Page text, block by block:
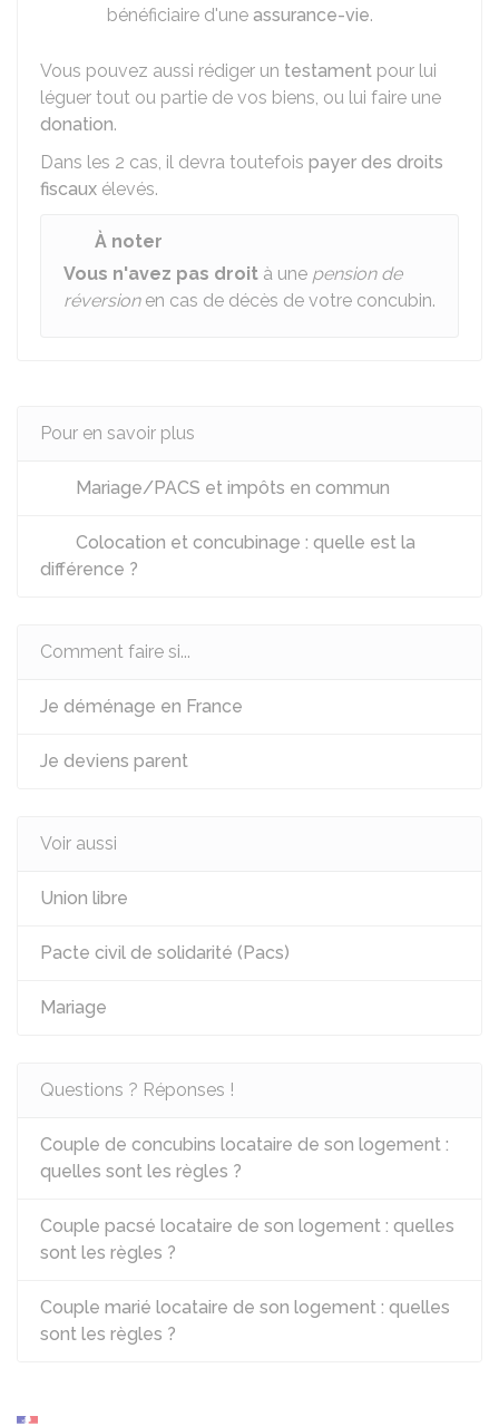
bénéficiaire d'une assurance-vie.
Vous pouvez aussi rédiger un testament pour lui
léguer tout ou partie de vos biens, ou lui faire une
donation.
Dans les 2 cas, il devra toutefois payer des droits
fiscaux élevés.
À noter
Vous n'avez pas droit à une pension de
réversionen cas de décès de votre concubin.
Pour en savoir plus
Mariage/PACS et impôts en commun
Colocation et concubinage : quelle est la
différence ?
Comment faire si...
Je déménage en France
Je deviens parent
Voir aussi
Union libre
Pacte civil de solidarité (Pacs)
Mariage
Questions ? Réponses !
Couple de concubins locataire de son logement :
quelles sont les règles ?
Couple pacsé locataire de son logement : quelles
sont les règles ?
Couple marié locataire de son logement : quelles
sont les règles ?